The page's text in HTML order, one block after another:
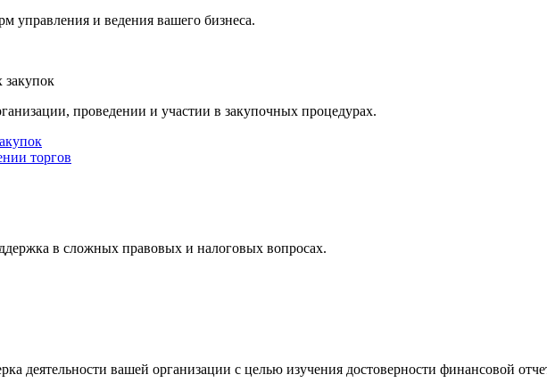
управления и ведения вашего бизнеса.
закупок
проведении и участии в закупочных процедурах.
торгов
в сложных правовых и налоговых вопросах.
деятельности вашей организации с целью изучения достоверности финансовой